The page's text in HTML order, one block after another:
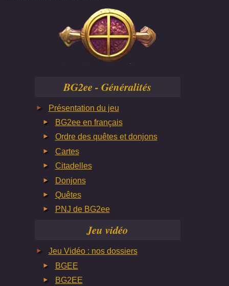
BG2ee - Généralités
Présentation du jeu
BG2ee en français
Ordre des quêtes et donjons
Cartes
Citadelles
Donjons
Quêtes
PNJ de BG2ee
Jeu vidéo
Jeu Vidéo : nos dossiers
BGEE
BG2EE